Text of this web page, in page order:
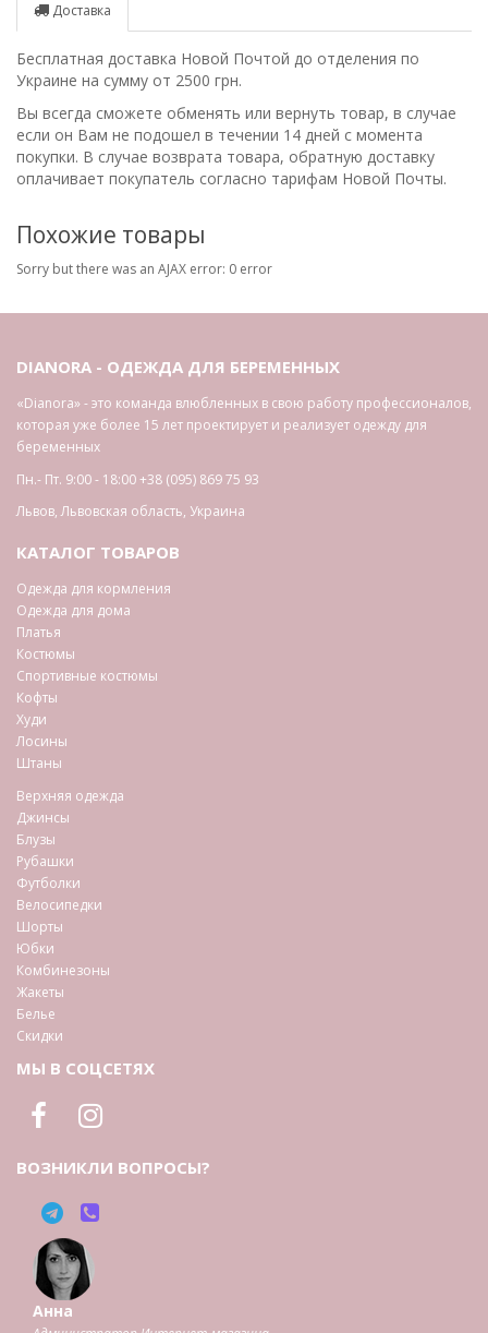
Доставка
Бесплатная доставка Новой Почтой до отделения по
Украине на сумму от 2500 грн.
Вы всегда сможете обменять или вернуть товар, в случае
если он Вам не подошел в течении 14 дней с момента
покупки. В случае возврата товара, обратную доставку
оплачивает покупатель согласно тарифам Новой Почты.
Похожие товары
Sorry but there was an AJAX error: 0 error
DIANORA - ОДЕЖДА ДЛЯ БЕРЕМЕННЫХ
«Dianora» - это команда влюбленных в свою работу профессионалов,
которая уже более 15 лет проектирует и реализует одежду для
беременных
Пн.- Пт. 9:00 - 18:00+38 (095) 869 75 93
Львов,Львовская область, Украина
КАТАЛОГ ТОВАРОВ
Одежда для кормления
Одежда для дома
Платья
Костюмы
Спортивные костюмы
Кофты
Худи
Лосины
Штаны
Верхняя одежда
Джинсы
Блузы
Рубашки
Футболки
Велосипедки
Шорты
Юбки
Комбинезоны
Жакеты
Белье
Скидки
МЫ В СОЦСЕТЯХ
ВОЗНИКЛИ ВОПРОСЫ?
Анна